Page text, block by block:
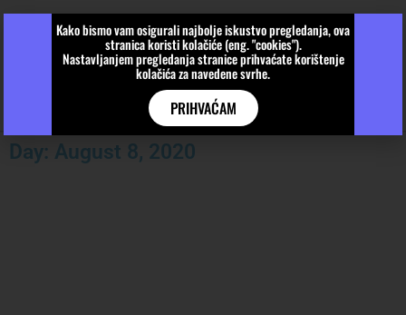
Day: August 8, 2020
Kako bismo vam osigurali najbolje iskustvo pregledanja, ova
stranica koristi kolačiće (eng. "cookies").
Nastavljanjem pregledanja stranice prihvaćate korištenje
kolačića za navedene svrhe.
PRIHVAĆAM